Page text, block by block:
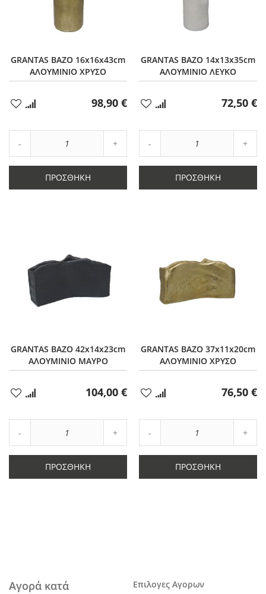
GRANTAS ΒΑΖΟ 16x16x43cm
ΑΛΟΥΜΙΝΙΟ ΧΡΥΣΟ
Προσθήκη
98,90 €
Μείωση
ποσότητας
Αύξηση
ποσότητας
κατά
ΠΡΟΣΘΉΚΗ
GRANTAS ΒΑΖΟ 14x13x35cm
ΑΛΟΥΜΙΝΙΟ ΛΕΥΚΟ
Προσθήκη
72,50 €
Μείωση
ποσότητας
κατά
ΠΡΟΣΘΉΚΗ
GRANTAS ΒΑΖΟ 42x14x23cm
ΑΛΟΥΜΙΝΙΟ ΜΑΥΡΟ
Προσθήκη
104,00 €
Μείωση
ποσότητας
Αύξηση
ποσότητας
κατά
ΠΡΟΣΘΉΚΗ
GRANTAS ΒΑΖΟ 37x11x20cm
ΑΛΟΥΜΙΝΙΟ ΧΡΥΣΟ
Προσθήκη
76,50 €
Μείωση
ποσότητας
κατά
ΠΡΟΣΘΉΚΗ
Αγορά κατά
Επιλογες Αγορων